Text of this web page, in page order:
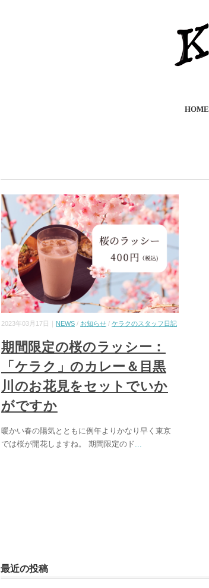
HOME
2023年03月17日｜ NEWS/ お知らせ/ ケラクのスタッフ日記
期間限定の桜のラッシー：
「ケラク」のカレー＆目黒
川のお花見をセットでいか
がですか
暖かい春の陽気とともに例年よりかなり早く東京
では桜が開花しますね。 期間限定のド...
最近の投稿